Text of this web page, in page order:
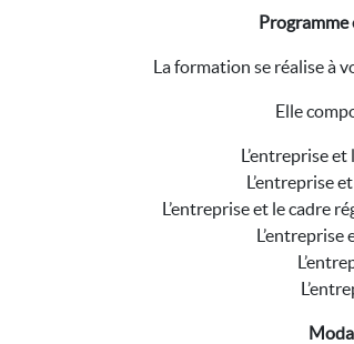
Programme
La formation se réalise à
Elle
L’entreprise
L’entreprise
L’entreprise et le cadre
L’entreprise